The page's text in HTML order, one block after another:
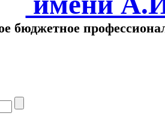
бюджетное